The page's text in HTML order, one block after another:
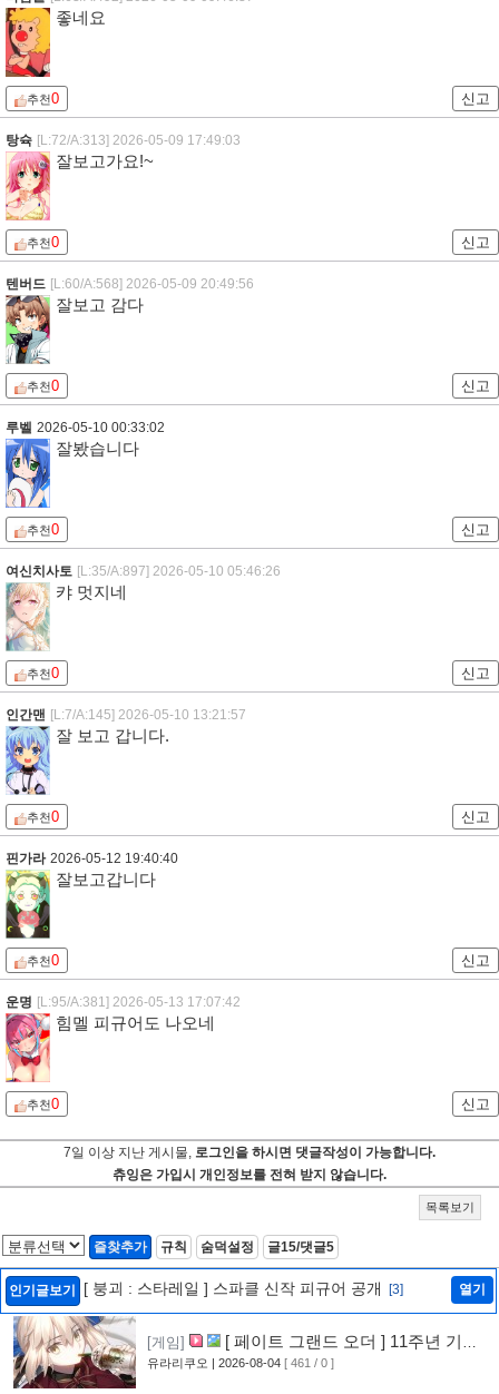
좋네요
추천0 신고
탕슉 [L:72/A:313] 2026-05-09 17:49:03
잘보고가요!~
추천0 신고
텐버드 [L:60/A:568] 2026-05-09 20:49:56
잘보고 감다
추천0 신고
루벨 2026-05-10 00:33:02
잘봤습니다
추천0 신고
여신치사토 [L:35/A:897] 2026-05-10 05:46:26
캬 멋지네
추천0 신고
인간맨 [L:7/A:145] 2026-05-10 13:21:57
잘 보고 갑니다.
추천0 신고
핀가라 2026-05-12 19:40:40
잘보고갑니다
추천0 신고
운명 [L:95/A:381] 2026-05-13 17:07:42
힘멜 피규어도 나오네
추천0 신고
7일 이상 지난 게시물, 로그인을 하시면 댓글작성이 가능합니다.
츄잉은 가입시 개인정보를 전혀 받지 않습니다.
목록보기
즐찾추가 규칙 숨덕설정 글15/댓글5
인기글보기 [ 붕괴 : 스타레일 ] 스파클 신작 피규어 공개 [3] 열기
[게임]
[ 페이트 그랜드 오더 ] 11주년 기념
영상 공개
[6]
유라리쿠오 | 2026-08-04 [ 461 / 0 ]